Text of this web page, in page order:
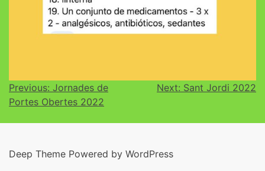
Previous: Jornades de
Portes Obertes 2022
Next: Sant Jordi 2022
Deep Theme Powered by WordPress